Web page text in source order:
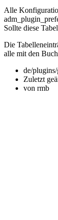
Alle
Sollte diese
Die
alle mit den
de/
Zuletzt
von rmb